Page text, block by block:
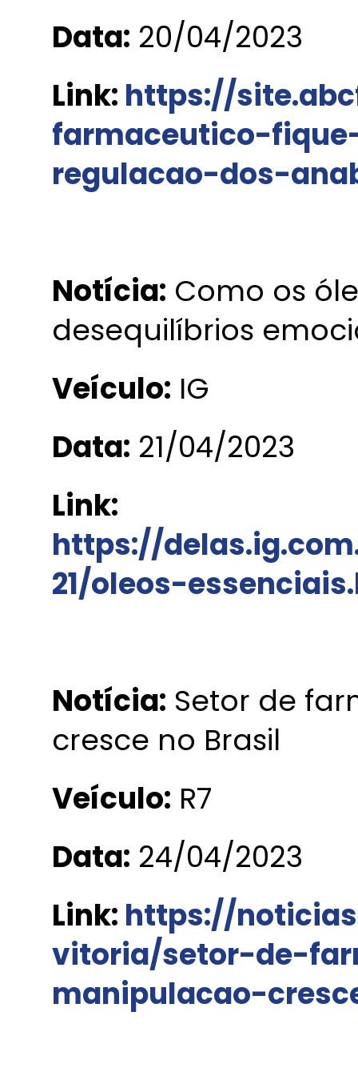
Data: 20/04/2023
Link: https://
farmaceutico-
regulacao-dos-
Notícia: Como os
desequilíbrios
Veículo: IG
Data: 21/04/2023
Link:
https://
21/oleos-
Notícia: Setor de
cresce no Brasil
Veículo: R7
Data: 24/04/2023
Link: https://
vitoria/setor-de-
manipulacao-